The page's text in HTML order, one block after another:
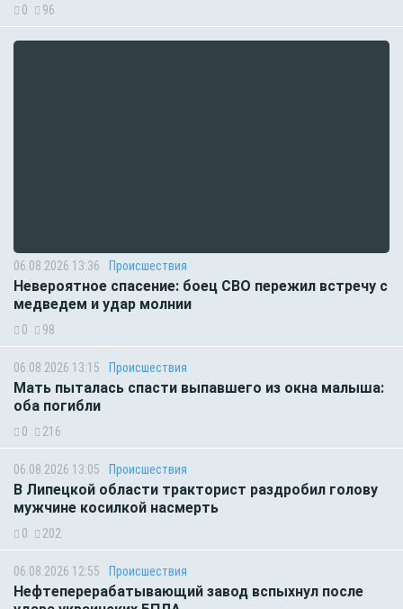
0 96
06.08.2026 13:36 Происшествия
Невероятное спасение: боец СВО пережил встречу с
медведем и удар молнии
0 98
06.08.2026 13:15 Происшествия
Мать пыталась спасти выпавшего из окна малыша:
оба погибли
0 216
06.08.2026 13:05 Происшествия
В Липецкой области тракторист раздробил голову
мужчине косилкой насмерть
0 202
06.08.2026 12:55 Происшествия
Нефтеперерабатывающий завод вспыхнул после